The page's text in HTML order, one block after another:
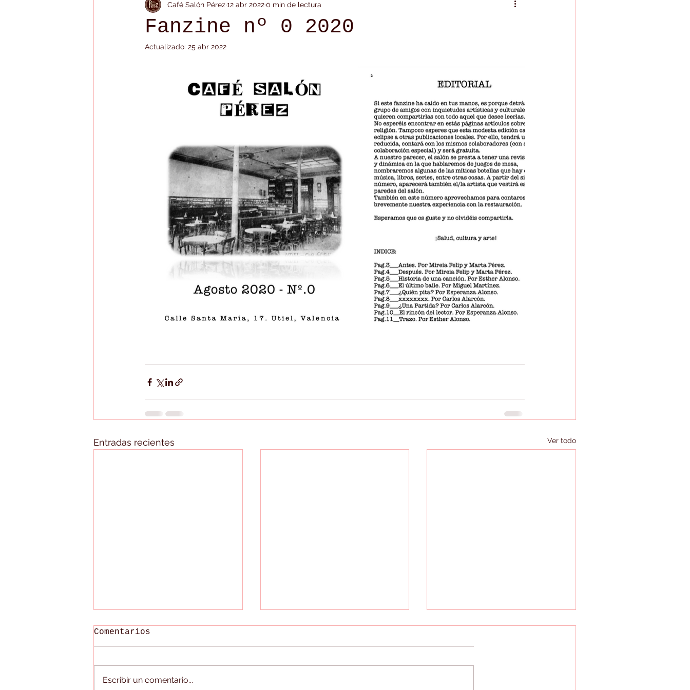
Fanzine nº 0 2020
Café Salón Pérez12 abr 20220 min de lectura
Actualizado: 25 abr 2022
Entradas recientes Ver todo
Comentarios
Escribir un comentario...